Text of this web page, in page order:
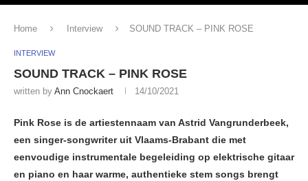
Home Interview SOUND TRACK – PINK ROSE
INTERVIEW
SOUND TRACK – PINK ROSE
written by Ann Cnockaert 14/10/2021
Pink Rose is de artiestennaam van Astrid Vangrunderbeek,
een singer-songwriter uit Vlaams-Brabant die met
eenvoudige instrumentale begeleiding op elektrische gitaar
en piano en haar warme, authentieke stem songs brengt